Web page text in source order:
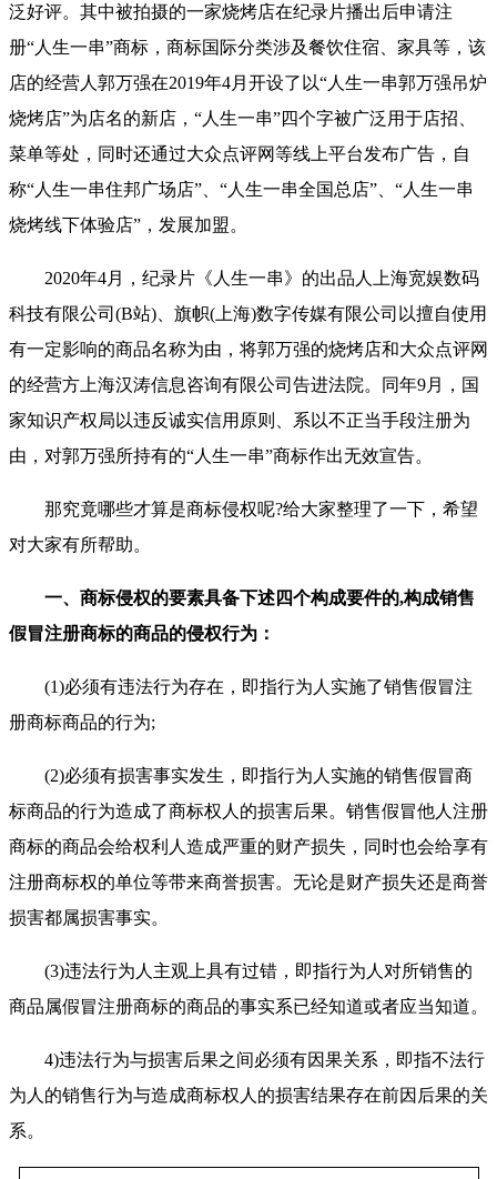
泛好评。其中被拍摄的一家烧烤店在纪录片播出后申请注
册“人生一串”商标，商标国际分类涉及餐饮住宿、家具等，该
店的经营人郭万强在2019年4月开设了以“人生一串郭万强吊炉
烧烤店”为店名的新店，“人生一串”四个字被广泛用于店招、
菜单等处，同时还通过大众点评网等线上平台发布广告，自
称“人生一串住邦广场店”、“人生一串全国总店”、“人生一串
烧烤线下体验店”，发展加盟。
2020年4月，纪录片《人生一串》的出品人上海宽娱数码
科技有限公司(B站)、旗帜(上海)数字传媒有限公司以擅自使用
有一定影响的商品名称为由，将郭万强的烧烤店和大众点评网
的经营方上海汉涛信息咨询有限公司告进法院。同年9月，国
家知识产权局以违反诚实信用原则、系以不正当手段注册为
由，对郭万强所持有的“人生一串”商标作出无效宣告。
那究竟哪些才算是商标侵权呢?给大家整理了一下，希望
对大家有所帮助。
一、商标侵权的要素具备下述四个构成要件的,构成销售
假冒注册商标的商品的侵权行为：
(1)必须有违法行为存在，即指行为人实施了销售假冒注
册商标商品的行为;
(2)必须有损害事实发生，即指行为人实施的销售假冒商
标商品的行为造成了商标权人的损害后果。销售假冒他人注册
商标的商品会给权利人造成严重的财产损失，同时也会给享有
注册商标权的单位等带来商誉损害。无论是财产损失还是商誉
损害都属损害事实。
(3)违法行为人主观上具有过错，即指行为人对所销售的
商品属假冒注册商标的商品的事实系已经知道或者应当知道。
4)违法行为与损害后果之间必须有因果关系，即指不法行
为人的销售行为与造成商标权人的损害结果存在前因后果的关
系。